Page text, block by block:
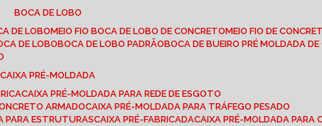
BOCA DE LOBO
DE LOBO MEIO FIO BOCA DE LOBO DE CONCRETO
MEIO FIO DE
DE LOBO BOCA DE LOBO PADRÃO BOCA DE BUEIRO PRÉ MOLDADA
CAIXA PRÉ-MOLDADA
CAIXA PRÉ-MOLDADA PARA REDE DE ESGOTO
ARMADO
CAIXA PRÉ-MOLDADA PARA TRÁFEGO PESADO
PARA ESTRUTURAS CAIXA PRÉ-FABRICADA CAIXA PRÉ-MOLDADA